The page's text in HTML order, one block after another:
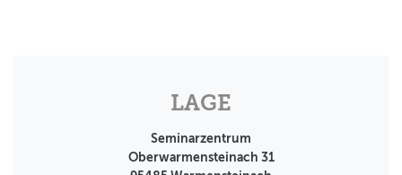
LAGE
Seminarzentrum
Oberwarmensteinach 31